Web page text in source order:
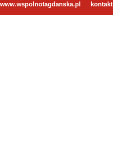
www.wspolnotagdanska.pl kontakt